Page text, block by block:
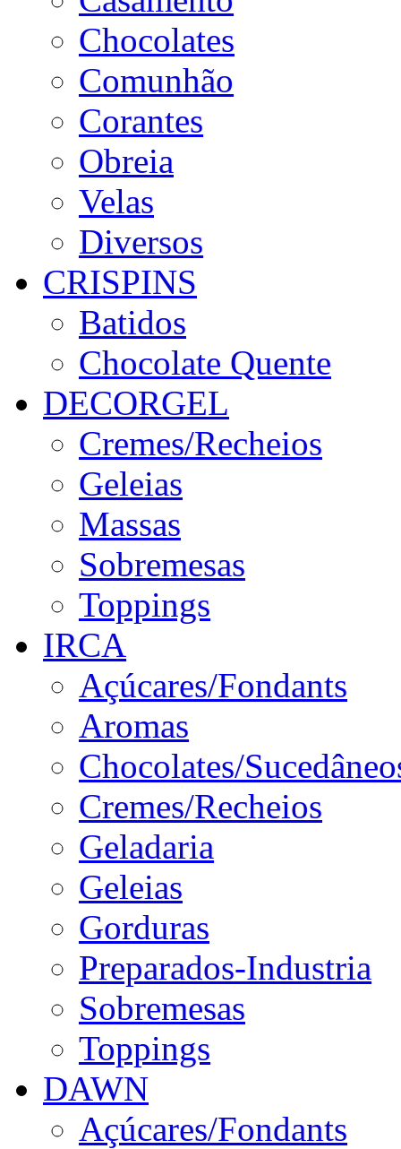
Chocolates
Comunhão
Corantes
Obreia
Velas
Diversos
CRISPINS
Batidos
Chocolate Quente
DECORGEL
Cremes/Recheios
Geleias
Massas
Sobremesas
Toppings
IRCA
Açúcares/Fondants
Aromas
Chocolates/
Cremes/Recheios
Geladaria
Geleias
Gorduras
Preparados-Industria
Sobremesas
Toppings
DAWN
Açúcares/Fondants